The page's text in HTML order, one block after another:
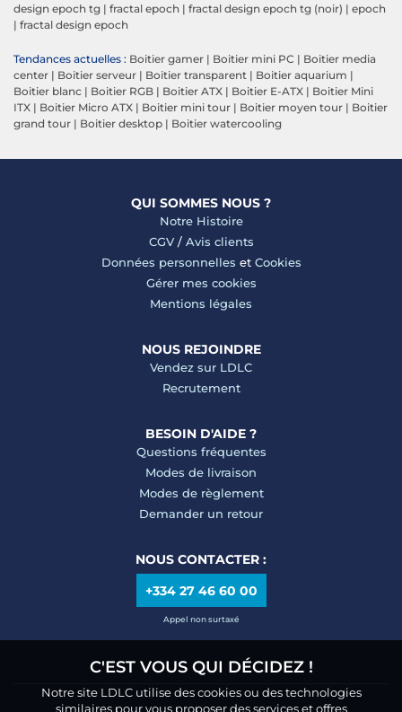
C'EST VOUS QUI DÉCIDEZ !
Notre site LDLC utilise des cookies ou des technologies
similaires pour vous proposer des services et offres
design epoch tg | fractal epoch | fractal design epoch tg (noir) | epoch
| fractal design epoch
Tendances actuelles : Boitier gamer | Boitier mini PC | Boitier media
center | Boitier serveur | Boitier transparent | Boitier aquarium |
Boitier blanc | Boitier RGB | Boitier ATX | Boitier E-ATX | Boitier Mini
ITX | Boitier Micro ATX | Boitier mini tour | Boitier moyen tour | Boitier
grand tour | Boitier desktop | Boitier watercooling
QUI SOMMES NOUS ?
Notre Histoire
CGV/ Avis clients
Données personnelles et Cookies
Gérer mes cookies
Mentions légales
NOUS REJOINDRE
Vendez sur LDLC
Recrutement
BESOIN D'AIDE ?
Questions fréquentes
Modes de livraison
Modes de règlement
Demander un retour
NOUS CONTACTER :
+334 27 46 60 00
Appel non surtaxé